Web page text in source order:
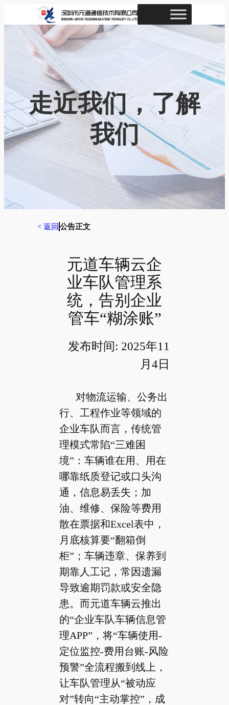
走近我们，了解
我们
< 返回 公告正文
元道车辆云企
业车队管理系
统，告别企业
管车“糊涂账”
发布时间: 2025年11
月4日
对物流运输、公务出
行、工程作业等领域的
企业车队而言，传统管
理模式常陷“三难困
境”：车辆谁在用、用在
哪靠纸质登记或口头沟
通，信息易丢失；加
油、维修、保险等费用
散在票据和Excel表中，
月底核算要“翻箱倒
柜”；车辆违章、保养到
期靠人工记，常因遗漏
导致逾期罚款或安全隐
患。而元道车辆云推出
的“企业车队车辆信息管
理APP”，将“车辆使用-
定位监控-费用台账-风险
预警”全流程搬到线上，
让车队管理从“被动应
对”转向“主动掌控”，成